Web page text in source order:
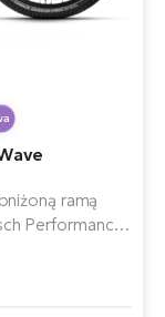
ramą
Performance
mieście, na